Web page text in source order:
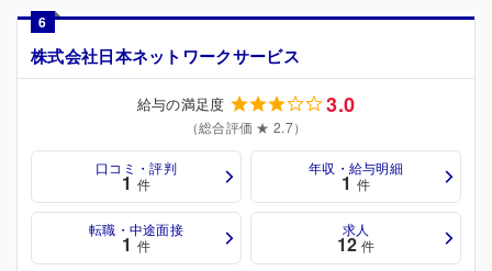
6
株式会社日本ネットワークサービス
給与の満足度 3.0
（総合評価 ★ 2.7）
口コミ・評判
1 件
年収・給与明細
1 件
転職・中途面接
1 件
求人
12 件